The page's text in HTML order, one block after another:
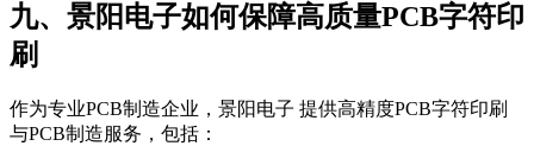
九、景阳电子如何保障高质量PCB字符印
刷
作为专业PCB制造企业，景阳电子 提供高精度PCB字符印刷
与PCB制造服务，包括：